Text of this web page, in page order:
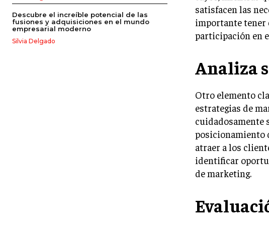
Descubre el increíble potencial de las
fusiones y adquisiciones en el mundo
empresarial moderno
Silvia Delgado
satisfacen las
importante tener
participación en
Analiza
Otro elemento
estrategias de
cuidadosamente
posicionamiento
atraer a los
identificar
de marketing.